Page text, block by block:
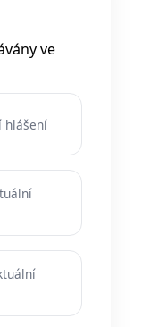
ve
hlášení